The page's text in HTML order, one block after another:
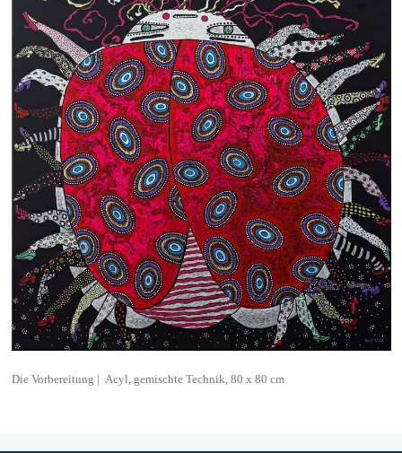
Die Vorbereitung | Acyl, gemischte Technik, 80 x 80 cm